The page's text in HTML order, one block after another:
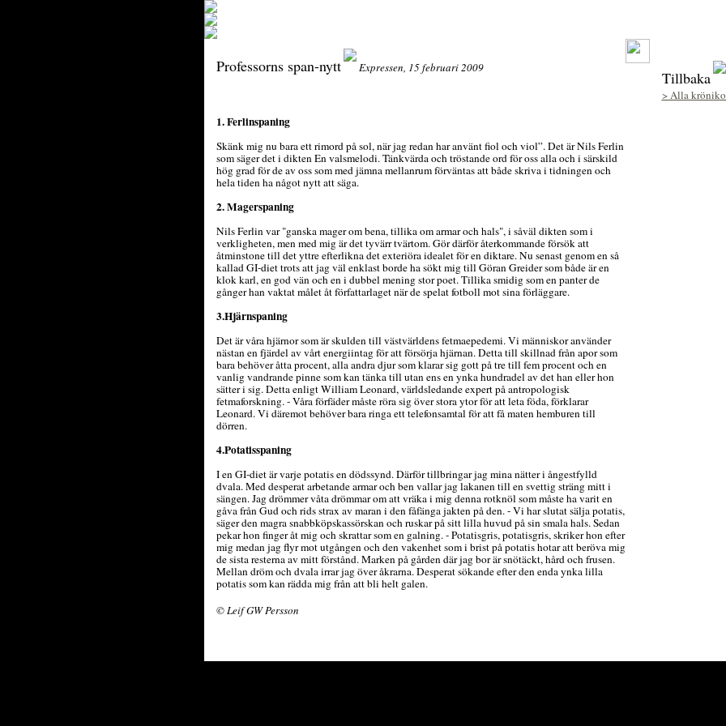
Professorns span-nytt Expressen, 15 februari 2009
1. Ferlinspaning
Skänk mig nu bara ett rimord på sol, när jag redan har använt fiol och viol”. Det är Nils Ferlin
som säger det i dikten En valsmelodi. Tänkvärda och tröstande ord för oss alla och i särskild
hög grad för de av oss som med jämna mellanrum förväntas att både skriva i tidningen och
hela tiden ha något nytt att säga.
2. Magerspaning
Nils Ferlin var "ganska mager om bena, tillika om armar och hals", i såväl dikten som i
verkligheten, men med mig är det tyvärr tvärtom. Gör därför återkommande försök att
åtminstone till det yttre efterlikna det exteriöra idealet för en diktare. Nu senast genom en så
kallad GI-diet trots att jag väl enklast borde ha sökt mig till Göran Greider som både är en
klok karl, en god vän och en i dubbel mening stor poet. Tillika smidig som en panter de
gånger han vaktat målet åt författarlaget när de spelat fotboll mot sina förläggare.
3.Hjärnspaning
Det är våra hjärnor som är skulden till västvärldens fetmaepedemi. Vi människor använder
nästan en fjärdel av vårt energiintag för att försörja hjärnan. Detta till skillnad från apor som
bara behöver åtta procent, alla andra djur som klarar sig gott på tre till fem procent och en
vanlig vandrande pinne som kan tänka till utan ens en ynka hundradel av det han eller hon
sätter i sig. Detta enligt William Leonard, världsledande expert på antropologisk
fetmaforskning. - Våra förfäder måste röra sig över stora ytor för att leta föda, förklarar
Leonard. Vi däremot behöver bara ringa ett telefonsamtal för att få maten hemburen till
dörren.
4.Potatisspaning
I en GI-diet är varje potatis en dödssynd. Därför tillbringar jag mina nätter i ångestfylld
dvala. Med desperat arbetande armar och ben vallar jag lakanen till en svettig sträng mitt i
sängen. Jag drömmer våta drömmar om att vräka i mig denna rotknöl som måste ha varit en
gåva från Gud och rids strax av maran i den fåfänga jakten på den. - Vi har slutat sälja potatis,
säger den magra snabbköpskassörskan och ruskar på sitt lilla huvud på sin smala hals. Sedan
pekar hon finger åt mig och skrattar som en galning. - Potatisgris, potatisgris, skriker hon efter
mig medan jag flyr mot utgången och den vakenhet som i brist på potatis hotar att beröva mig
de sista resterna av mitt förstånd. Marken på gården där jag bor är snötäckt, hård och frusen.
Mellan dröm och dvala irrar jag över åkrarna. Desperat sökande efter den enda ynka lilla
potatis som kan rädda mig från att bli helt galen.
© Leif GW Persson
Tillbaka
> Alla